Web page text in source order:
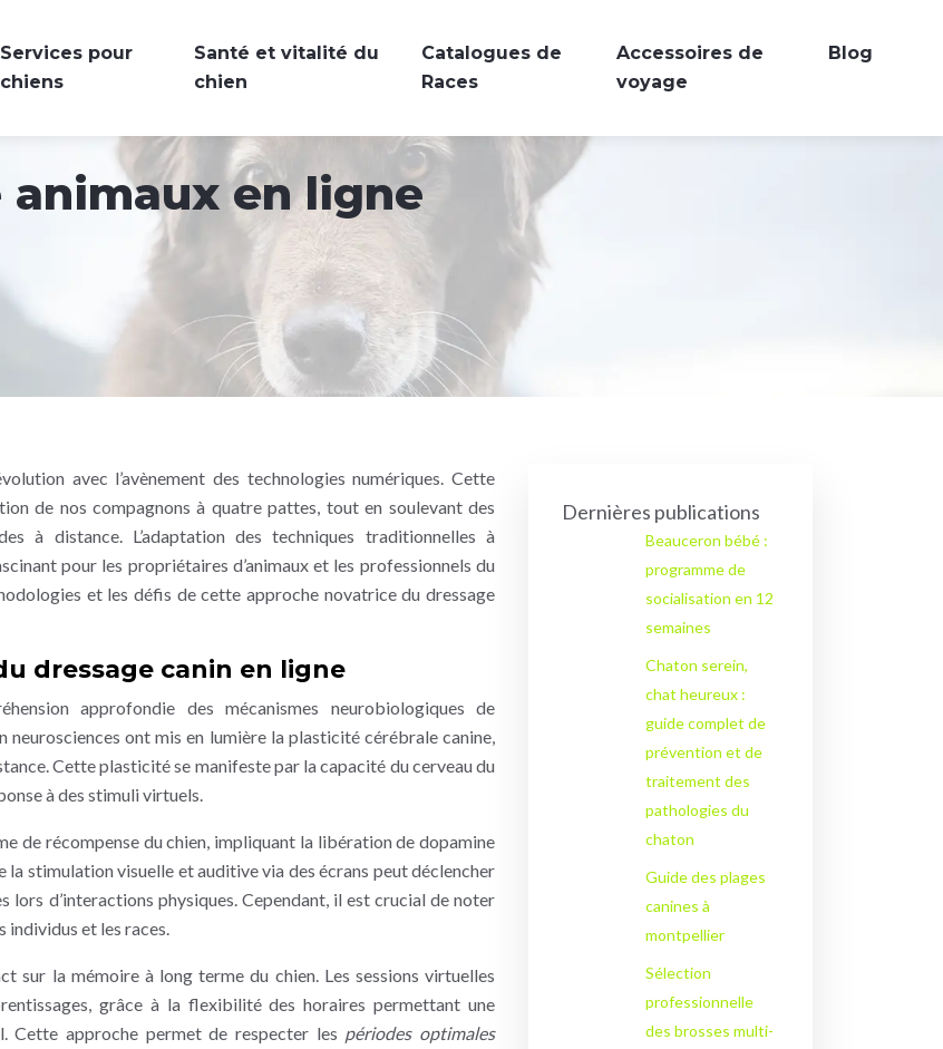
Services pour
chiens
Santé et vitalité du
chien
Catalogues de
Races
Accessoires de
voyage
Blog
animaux en ligne
avec l’avènement des technologies numériques. Cette
de nos compagnons à quatre pattes, tout en soulevant des
à distance. L’adaptation des techniques traditionnelles à
pour les propriétaires d’animaux et les professionnels du
et les défis de cette approche novatrice du dressage
dressage canin en ligne
approfondie des mécanismes neurobiologiques de
neurosciences ont mis en lumière la plasticité cérébrale canine,
Cette plasticité se manifeste par la capacité du cerveau du
à des stimuli virtuels.
de récompense du chien, impliquant la libération de dopamine
stimulation visuelle et auditive via des écrans peut déclencher
lors d’interactions physiques. Cependant, il est crucial de noter
individus et les races.
sur la mémoire à long terme du chien. Les sessions virtuelles
grâce à la flexibilité des horaires permettant une
Cette approche permet de respecter les périodes optimales
Dernières publications
Beauceron bébé :
programme de
socialisation en 12
semaines
Chaton serein,
chat heureux :
guide complet de
prévention et de
traitement des
pathologies du
chaton
Guide des plages
canines à
montpellier
Sélection
professionnelle
des brosses multi-